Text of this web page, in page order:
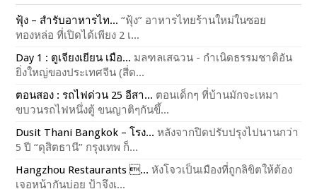
ฟุ้ง – สำรับอาหารไท... “ฟุ้ง” อาหารไทยร้านใหม่ในซอย
ทองหล่อ ที่เปิดได้เพียง 2 เ...
Day 1 : ตูเจียงเยียน เมือ... มลฑลเสฉวน - กำเนิดธรรมชาติอัน
ยิ่งใหญ่ของประเทศจีน (สี่ด...
ตอนสอง : รถไฟด่วน 25 อีสา... ตอนเด็กๆ ที่บ้านมักจะเหมา
ขบวนรถไฟหนึ่งตู้ ขนญาติๆกันขึ้...
Dusit Thani Bangkok – โรง... หลังจากปิดปรับปรุงไปนานกว่า
5 ปี “ดุสิตธานี” กรุงเทพ ก็...
Hangzhou Restaurants ... หังโจวเป็นเมืองที่ถูกลิขิตให้ต้อง
เจอหน้ากันบ่อย ป้าจึงเ...